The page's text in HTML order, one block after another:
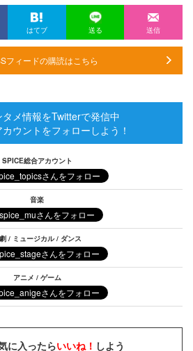
はてブ 送る 送信
フィードの購読はこちら
メ情報をTwitterで発信中
ウントをフォローしよう！
SPICE総合アカウント
音楽
/ ミュージカル / ダンス
アニメ / ゲーム
に入ったらいいね！ しよう